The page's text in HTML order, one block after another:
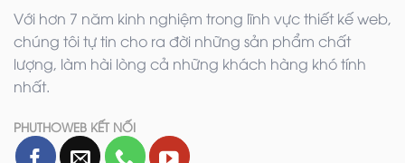
Với hơn 7 năm kinh nghiệm trong lĩnh vực thiết kế web,
chúng tôi tự tin cho ra đời những sản phẩm chất
lượng, làm hài lòng cả những khách hàng khó tính
nhất.
PHUTHOWEB KẾT NỐI